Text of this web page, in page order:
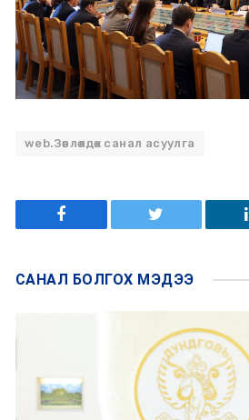
web.Зөвлөлдөх санал асуулга
САНАЛ БОЛГОХ МЭДЭЭ